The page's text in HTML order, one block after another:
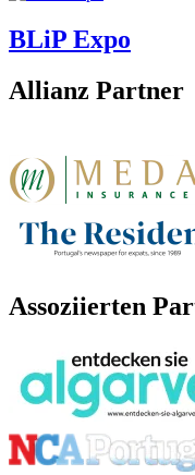
BLiP Expo
Allianz Partner
Assoziierten